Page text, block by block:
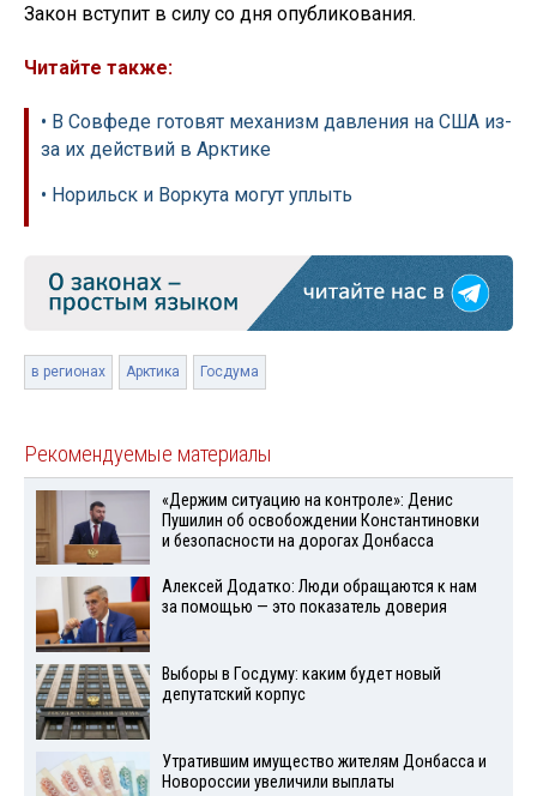
Закон вступит в силу со дня опубликования.
Читайте также:
• В Совфеде готовят механизм давления на США из-
за их действий в Арктике
• Норильск и Воркута могут уплыть
в регионах Арктика Госдума
Рекомендуемые материалы
«Держим ситуацию на контроле»: Денис
Пушилин об освобождении Константиновки
и безопасности на дорогах Донбасса
Алексей Додатко: Люди обращаются к нам
за помощью — это показатель доверия
Выборы в Госдуму: каким будет новый
депутатский корпус
Утратившим имущество жителям Донбасса и
Новороссии увеличили выплаты